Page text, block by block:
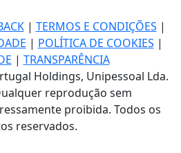
| TERMOS E CONDIÇÕES |
| POLÍTICA DE COOKIES |
| TRANSPARÊNCIA
Holdings, Unipessoal Lda.
reprodução sem
proibida. Todos os
reservados.